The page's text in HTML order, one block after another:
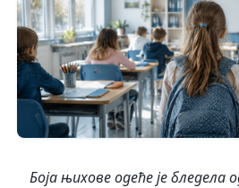
Боја њихове одеће је бледела